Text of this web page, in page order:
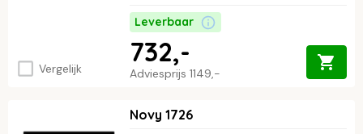
Vergelijk
Leverbaar
Adviesprijs 1149,-
732,-
Novy 1726